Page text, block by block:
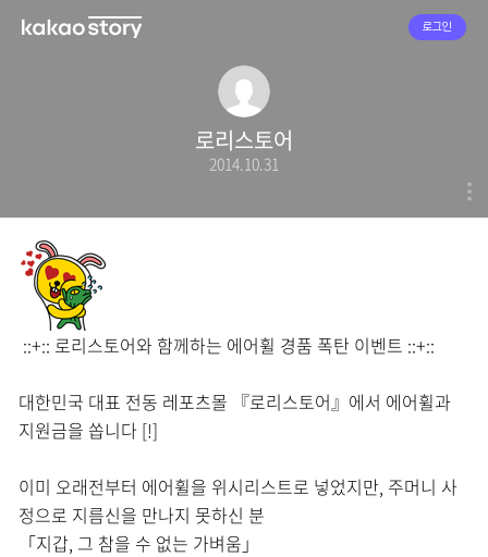
로그인
로리스토어
2014.10.31
::+:: 로리스토어와 함께하는 에어휠 경품 폭탄 이벤트 ::+::
대한민국 대표 전동 레포츠몰 『로리스토어』에서 에어휠과
지원금을 쏩니다 [!]
이미 오래전부터 에어휠을 위시리스트로 넣었지만, 주머니 사
정으로 지름신을 만나지 못하신 분
「지갑, 그 참을 수 없는 가벼움」